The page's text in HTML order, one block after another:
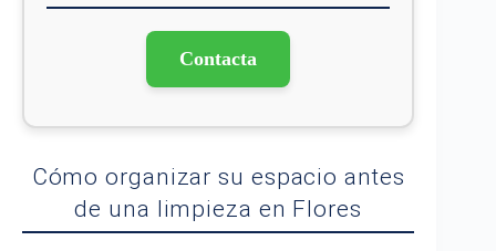
Contacta
Cómo organizar su espacio antes
de una limpieza en Flores